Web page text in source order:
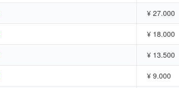
¥ 27.000
¥ 18.000
¥ 13.500
¥ 9.000